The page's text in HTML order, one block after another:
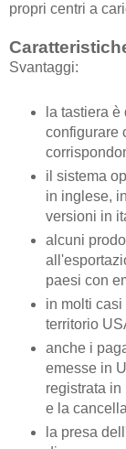
propri centri a
Svantaggi:
la tastiera
configurare
il sistema
in inglese,
versioni in
alcuni
paesi con
in molti
territorio
anche i
emesse in
registrata
e la
la presa